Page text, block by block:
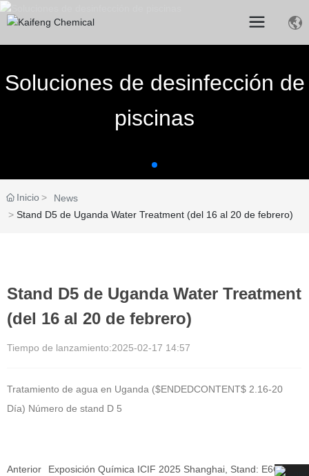
Soluciones de desinfección de
piscinas
Inicio
News
Stand D5 de Uganda Water Treatment (del 16 al 20 de febrero)
Stand D5 de Uganda Water Treatment
(del 16 al 20 de febrero)
Tiempo de lanzamiento:2025-02-17 14:57
Tratamiento de agua en Uganda ($ENDEDCONTENT$ 2.16-20
Día) Número de stand D 5
Anterior
Exposición Química ICIF 2025 Shanghai, Stand: E6G69